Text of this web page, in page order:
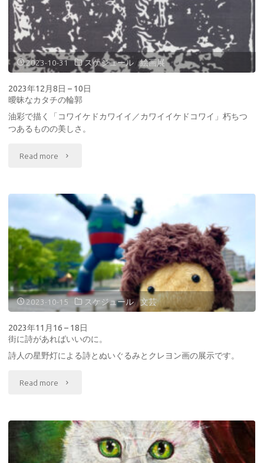
く
も
の"
8
日
–
日
凍
夜
想
う
こ
Vol.
2023-10-31 スケジュール /絵画展
2023年12月8日 – 10日
曖昧なカタチの輪郭
油彩で描く「コワイケドカワイイ／カワイイケドコワイ」朽ちつ
つあるものの美しさ。
Read more "2023
12
8
日
–
日
カ
2023-10-15 スケジュール/ 文芸
2023年11月16 – 18日
街に詩があればいいのに。
詩人の星野灯による詩とぬいぐるみとクレヨン画の展示です。
Read more "2023
11
月